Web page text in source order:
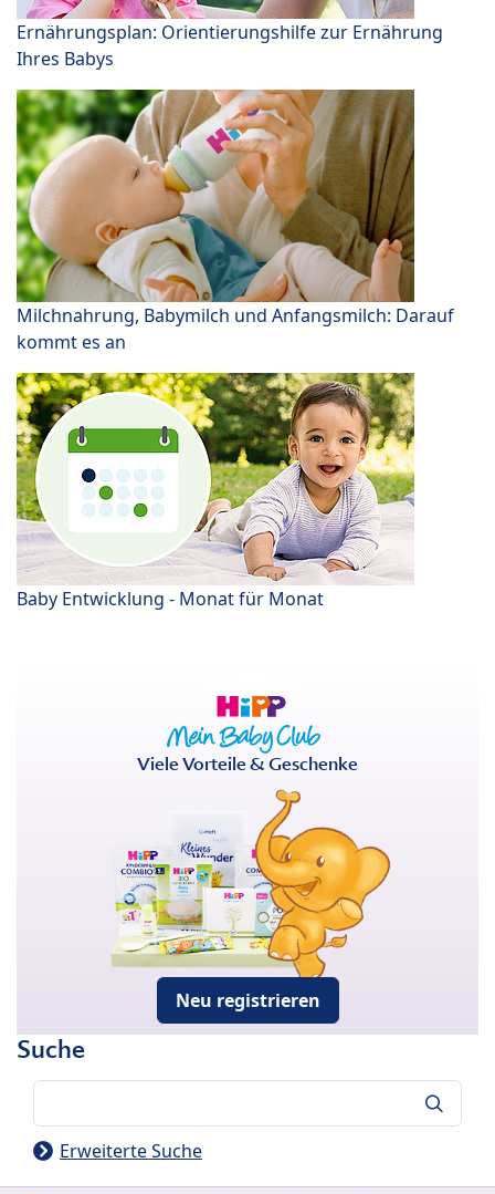
Ernährungsplan: Orientierungshilfe zur Ernährung
Ihres Babys
Milchnahrung, Babymilch und Anfangsmilch: Darauf
kommt es an
Baby Entwicklung - Monat für Monat
Viele Vorteile & Geschenke
Neu registrieren
Suche
Erweiterte Suche